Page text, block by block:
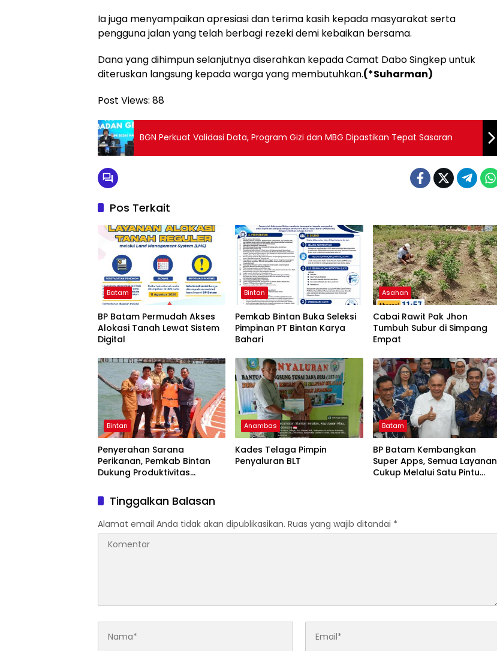
Ia juga menyampaikan apresiasi dan terima kasih kepada masyarakat serta
pengguna jalan yang telah berbagi rezeki demi kebaikan bersama.
Dana yang dihimpun selanjutnya diserahkan kepada Camat Dabo Singkep untuk
diteruskan langsung kepada warga yang membutuhkan.(*Suharman)
Post Views: 88
BGN Perkuat Validasi Data, Program Gizi dan MBG Dipastikan Tepat Sasaran
Pos Terkait
Batam
BP Batam Permudah Akses
Alokasi Tanah Lewat Sistem
Digital
Bintan
Pemkab Bintan Buka Seleksi
Pimpinan PT Bintan Karya
Bahari
Asahan
Cabai Rawit Pak Jhon
Tumbuh Subur di Simpang
Empat
Bintan
Penyerahan Sarana
Perikanan, Pemkab Bintan
Dukung Produktivitas
Anambas
Kades Telaga Pimpin
Penyaluran BLT
Batam
BP Batam Kembangkan
Super Apps, Semua Layanan
Cukup Melalui Satu Pintu
Tinggalkan Balasan
Alamat email Anda tidak akan dipublikasikan. Ruas yang wajib ditandai *